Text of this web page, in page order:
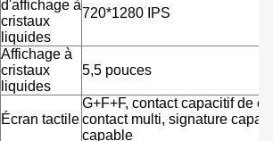
d'affichage à
cristaux
liquides
720*1280 IPS
Affichage à
cristaux
liquides
5,5 pouces
Écran tactile
G+F+F, contact capacitif de
contact multi, signature
capable